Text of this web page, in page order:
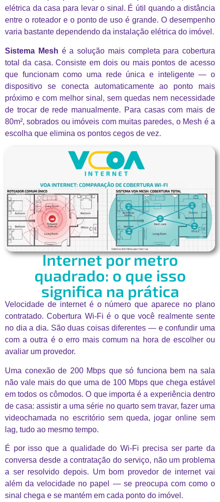
elétrica da casa para levar o sinal. É útil quando a distância
entre o roteador e o ponto de uso é grande. O desempenho
varia bastante dependendo da instalação elétrica do imóvel.
Sistema Mesh é a solução mais completa para cobertura
total da casa. Consiste em dois ou mais pontos de acesso
que funcionam como uma rede única e inteligente — o
dispositivo se conecta automaticamente ao ponto mais
próximo e com melhor sinal, sem quedas nem necessidade
de trocar de rede manualmente. Para casas com mais de
80m², sobrados ou imóveis com muitas paredes, o Mesh é a
escolha que elimina os pontos cegos de vez.
Internet por metro
quadrado: o que isso
significa na prática
Velocidade de internet é o número que aparece no plano
contratado. Cobertura Wi-Fi é o que você realmente sente
no dia a dia. São duas coisas diferentes — e confundir uma
com a outra é o erro mais comum na hora de escolher ou
avaliar um provedor.
Uma conexão de 200 Mbps que só funciona bem na sala
não vale mais do que uma de 100 Mbps que chega estável
em todos os cômodos. O que importa é a experiência dentro
de casa: assistir a uma série no quarto sem travar, fazer uma
videochamada no escritório sem queda, jogar online sem
lag, tudo ao mesmo tempo.
É por isso que a qualidade do Wi-Fi precisa ser parte da
conversa desde a contratação do serviço, não um problema
a ser resolvido depois. Um bom provedor de internet vai
além da velocidade no papel — se preocupa com como o
sinal chega e se mantém em cada ponto do imóvel.